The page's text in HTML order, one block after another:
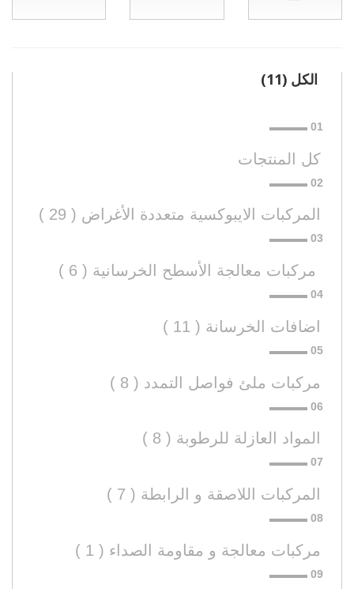
الكل (11)
كل المنتجات
المركبات الايبوكسية متعددة الأغراض ( 29 )
مركبات معالجة الأسطح الخرسانية ( 6 )
اضافات الخرسانة ( 11 )
مركبات ملئ فواصل التمدد ( 8 )
المواد العازلة للرطوبة ( 8 )
المركبات اللاصقة و الرابطة ( 7 )
مركبات معالجة و مقاومة الصداء ( 1 )